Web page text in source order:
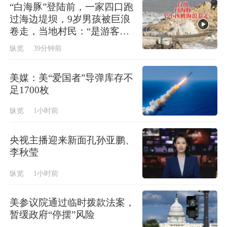
“白海豚”登陆前，一家四口跑
过海边堤坝，9岁男孩被巨浪
卷走，当地村民：“是游客，
找小路爬了进去”
纵览 39分钟前
美媒：美“爱国者”导弹库存不
足1700枚
纵览 1小时前
央视主播迎来新面孔孙亚鹏、
李秋莹
纵览 1小时前
美参议院通过临时拨款法案，
暂缓政府“停摆”风险